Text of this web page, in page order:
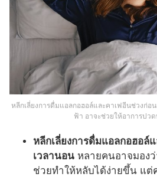
หลีกเลี่ยงการดื่มแอลกอฮอล์และคาเฟอีนช่วงก่อ
ฟ้า อาจะช่วยให้อาการปว
หลีกเลี่ยงการดื่มแอลกอฮอล์
เวลานอน หลายคนอาจมอง
ช่วยทำให้หลับได้ง่ายขึ้น แต่